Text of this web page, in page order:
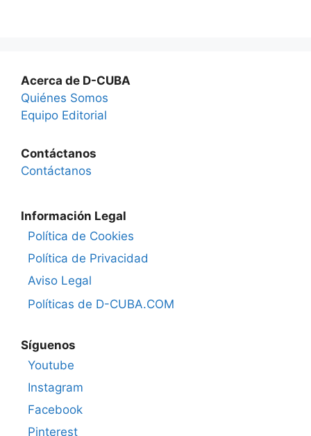
Acerca de D-CUBA
Quiénes Somos
Equipo Editorial
Contáctanos
Contáctanos
Información Legal
Política de Cookies
Política de Privacidad
Aviso Legal
Políticas de D-CUBA.COM
Síguenos
Youtube
Instagram
Facebook
Pinterest